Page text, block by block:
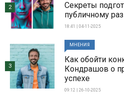
Секреты
публичному
18:41 | 04-11-2025
2
МНЕНИЯ
Как обойти
Кондрашов о
успехе
09:12 | 26-10-2025
3